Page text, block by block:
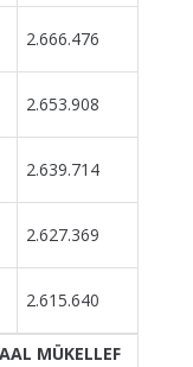
2.666.476
2.653.908
2.639.714
2.627.369
2.615.640
MÜKELLEF